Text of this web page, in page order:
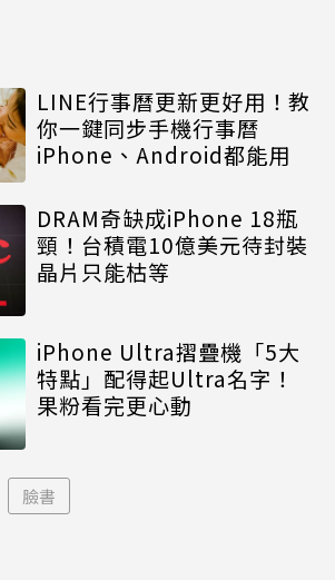
LINE行事曆更新更好用！教
你一鍵同步手機行事曆
iPhone、Android都能用
DRAM奇缺成iPhone 18瓶
頸！台積電10億美元待封裝
晶片只能枯等
iPhone Ultra摺疊機「5大
特點」配得起Ultra名字！
果粉看完更心動
臉書